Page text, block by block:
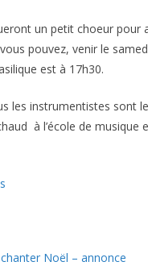
un petit choeur pour
pouvez, venir le
est à 17h30.
les instrumentistes sont
à l’école de musique
Noël – annonce